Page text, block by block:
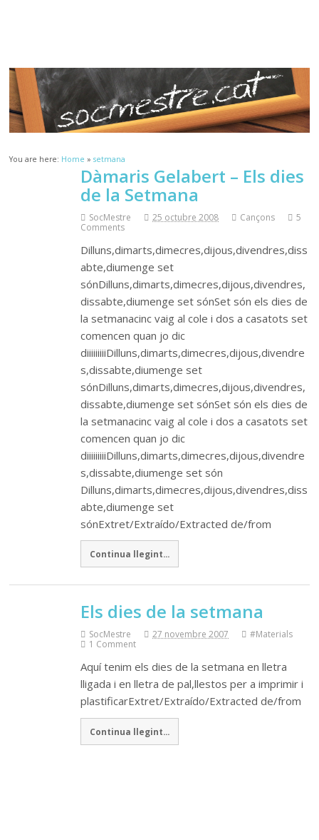
You are here: Home »setmana
Dàmaris Gelabert – Els dies
de la Setmana
SocMestre 25 octubre 2008 Cançons
5
Comments
Dilluns,dimarts,dimecres,dijous,divendres,diss
abte,diumenge set
sónDilluns,dimarts,dimecres,dijous,divendres,
dissabte,diumenge set sónSet són els dies de
la setmanacinc vaig al cole i dos a casatots set
comencen quan jo dic
diiiiiiiiiDilluns,dimarts,dimecres,dijous,divendre
s,dissabte,diumenge set
sónDilluns,dimarts,dimecres,dijous,divendres,
dissabte,diumenge set sónSet són els dies de
la setmanacinc vaig al cole i dos a casatots set
comencen quan jo dic
diiiiiiiiiDilluns,dimarts,dimecres,dijous,divendre
s,dissabte,diumenge set són
Dilluns,dimarts,dimecres,dijous,divendres,diss
abte,diumenge set
sónExtret/Extraído/Extracted de/from
Continua llegint...
Els dies de la setmana
SocMestre 27 novembre 2007
#Materials
1 Comment
Aquí tenim els dies de la setmana en lletra
lligada i en lletra de pal,llestos per a imprimir i
plastificarExtret/Extraído/Extracted de/from
Continua llegint...